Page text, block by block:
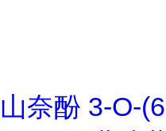
山奈酚 3-O-